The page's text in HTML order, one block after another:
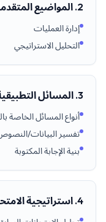
2. المواضيع المتقدمة
إدارة العمليات
التحليل الاستراتيجي
3. المسائل التطبيقية
أنواع المسائل الخاصة
تفسير البيانات/
بنية الإجابة المكتوبة
4. استراتيجية الامتحان والامتحانات السابقة